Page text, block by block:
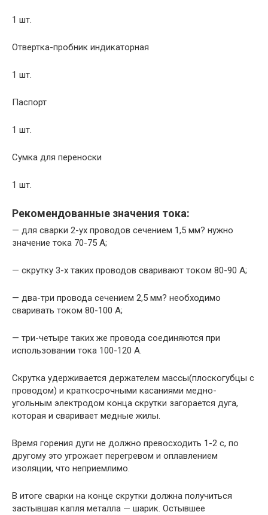
1 шт.
Отвертка-пробник индикаторная
1 шт.
Паспорт
1 шт.
Сумка для переноски
1 шт.
Рекомендованные значения тока:
— для сварки 2-ух проводов сечением 1,5 мм? нужно
значение тока 70-75 А;
— скрутку 3-х таких проводов сваривают током 80-90 А;
— два-три провода сечением 2,5 мм? необходимо
сваривать током 80-100 А;
— три-четыре таких же провода соединяются при
использовании тока 100-120 А.
Скрутка удерживается держателем массы(плоскогубцы с
проводом) и краткосрочными касаниями медно-
угольным электродом конца скрутки загорается дуга,
которая и сваривает медные жилы.
Время горения дуги не должно превосходить 1-2 с, по
другому это угрожает перегревом и оплавлением
изоляции, что неприемлимо.
В итоге сварки на конце скрутки должна получиться
застывшая капля металла — шарик. Остывшее